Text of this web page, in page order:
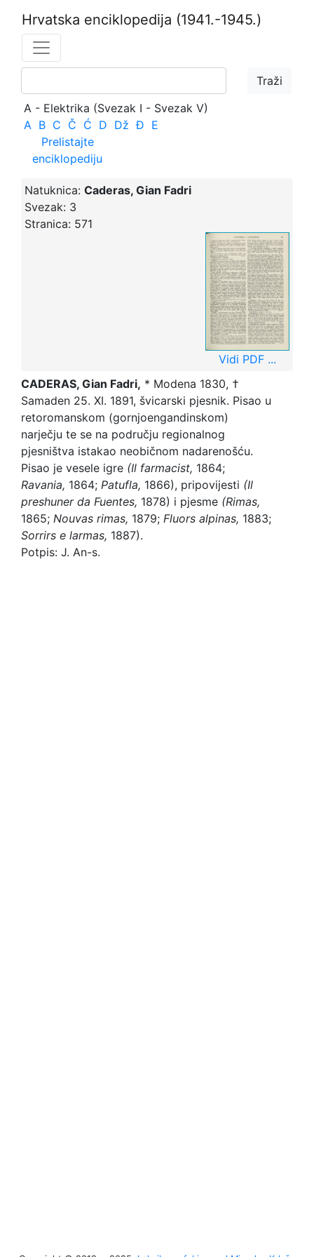
Hrvatska enciklopedija (1941.-1945.)
A - Elektrika (Svezak I - Svezak V)
A B C Č Ć D Dž Đ E
Prelistajte
enciklopediju
Natuknica: Caderas, Gian Fadri
Svezak: 3
Stranica: 571
Vidi PDF ...
CADERAS, Gian Fadri, * Modena 1830, †
Samaden 25. XI. 1891, švicarski pjesnik. Pisao u
retoromanskom (gornjoengandinskom)
narječju te se na području regionalnog
pjesništva istakao neobičnom nadarenošću.
Pisao je vesele igre (Il farmacist, 1864;
Ravania, 1864; Patufla, 1866), pripovijesti (Il
preshuner da Fuentes, 1878) i pjesme (Rimas,
1865; Nouvas rimas, 1879; Fluors alpinas, 1883;
Sorrirs e larmas, 1887).
Potpis: J. An-s.